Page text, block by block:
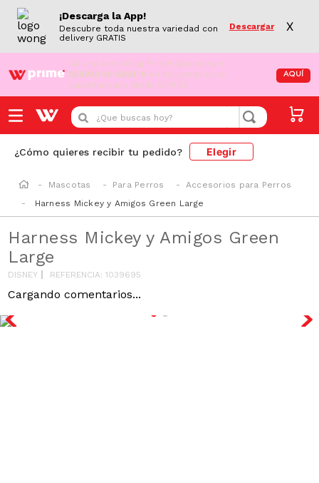
¡Descarga la App!
Descubre toda nuestra variedad con
delivery GRATIS
Descargar X
¡Aún no eres Wong Prime! Aprovecha el
DESPACHO GRATIS en tus compras de
supermercado desde S/79.90
AQUÍ
¿Que buscas hoy?
¿Cómo quieres recibir tu pedido? Elegir
Mascotas Para Perros
Accesorios para Perros
Harness Mickey y Amigos Green Large
Harness Mickey y Amigos Green
Large
DISNEY REFERENCIA:1039695
Cargando comentarios...